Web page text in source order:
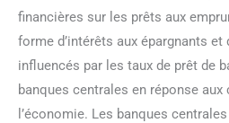
financières sur les prêts aux
forme d’intérêts aux épargnants
influencés par les taux de prêt de
banques centrales en réponse aux
l’économie. Les banques